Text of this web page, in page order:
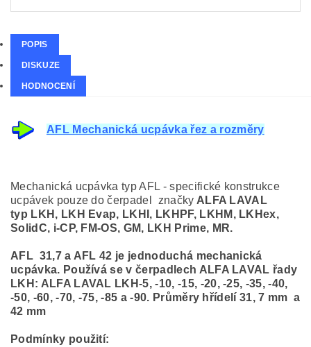
POPIS
DISKUZE
HODNOCENÍ
AFL Mechanická ucpávka řez a rozměry
Mechanická ucpávka typ AFL - specifické konstrukce
ucpávek pouze do čerpadel značky ALFA LAVAL
typ LKH, LKH Evap, LKHI, LKHPF, LKHM, LKHex,
SolidC, i-CP, FM-OS, GM, LKH Prime, MR.
AFL 31,7 a AFL 42 je jednoduchá mechanická
ucpávka. Používá se v čerpadlech ALFA LAVAL řady
LKH: ALFA LAVAL LKH-5, -10, -15, -20, -25, -35, -40,
-50, -60, -70, -75, -85 a -90. Průměry hřídelí 31, 7 mm a
42 mm
Podmínky použití: